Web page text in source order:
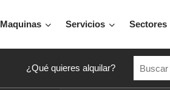
Maquinas Servicios Sectores
¿Qué quieres alquilar?